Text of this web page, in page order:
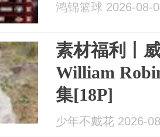
鸿锦篮球 2026-08-
素材福利丨
William
集[18P]
少年不戴花 2026-